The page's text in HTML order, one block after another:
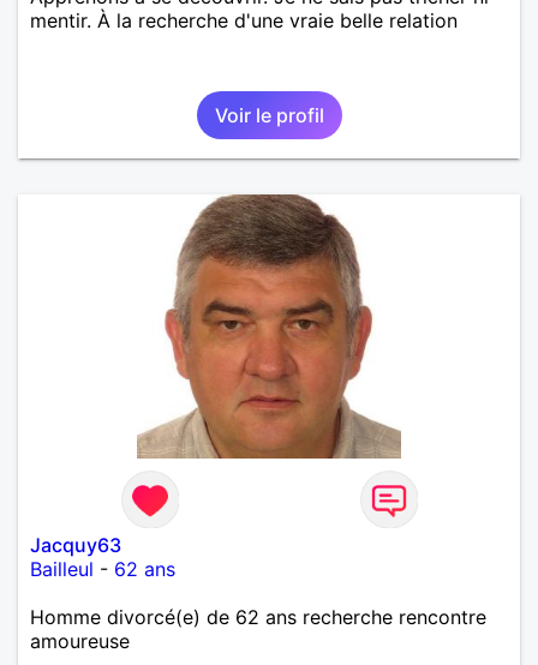
mentir. À la recherche d'une vraie belle relation
Voir le profil
Jacquy63
Bailleul - 62 ans
Homme divorcé(e) de 62 ans recherche rencontre
amoureuse